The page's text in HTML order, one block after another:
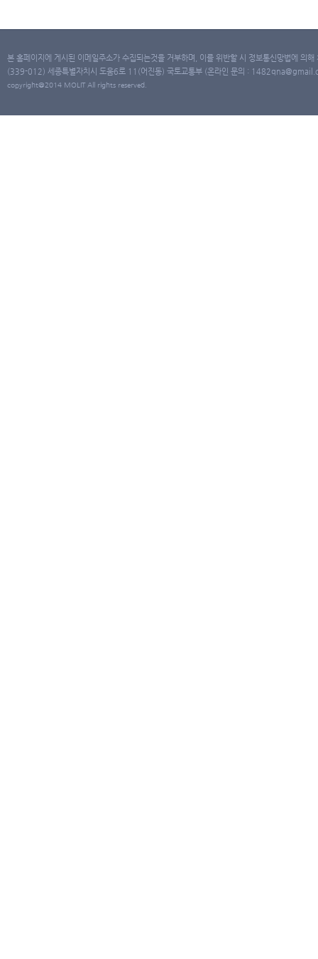
본 홈페이지에 게시된 이메일주소가 수집되는것을 거부하며, 이를 위반할 시 정보통신망법에 의
(339-012) 세종특별자치시 도움6로 11(어진동) 국토교통부 (온라인 문의 :
copyright@2014 MOLIT All rights reserved.